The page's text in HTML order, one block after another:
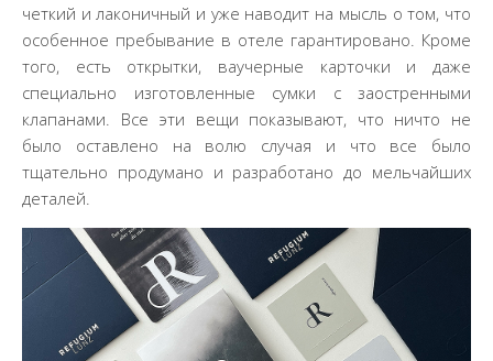
четкий и лаконичный и уже наводит на мысль о том, что
особенное пребывание в отеле гарантировано. Кроме
того, есть открытки, ваучерные карточки и даже
специально изготовленные сумки с заостренными
клапанами. Все эти вещи показывают, что ничто не
было оставлено на волю случая и что все было
тщательно продумано и разработано до мельчайших
деталей.